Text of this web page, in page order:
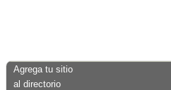
Agrega tu sitio
al directorio